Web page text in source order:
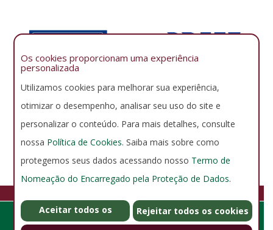
GERENCIAR COOKIES
POLÍTICA DE PRIVACIDADE
Rua Álvaro Chaves 41, Laranjeiras - Rio de Janeiro - RJ - Brasil -
Os cookies proporcionam uma experiência
personalizada
Utilizamos cookies para melhorar sua experiência,
otimizar o desempenho, analisar seu uso do site e
personalizar o conteúdo. Para mais detalhes, consulte
nossa Política de Cookies. Saiba mais sobre como
protegemos seus dados acessando nosso Termo de
Nomeação do Encarregado pela Proteção de Dados.
Aceitar todos os
Rejeitar todos os cookies